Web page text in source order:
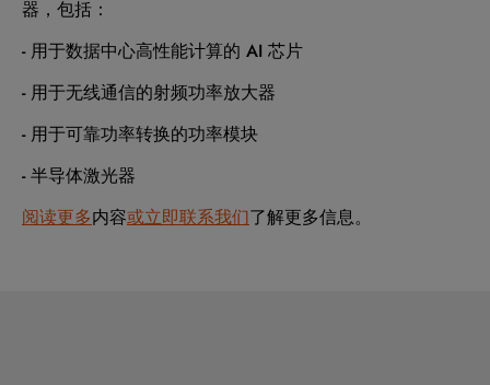
器，包括：
- 用于数据中心高性能计算的 AI 芯片
- 用于无线通信的射频功率放大器
- 用于可靠功率转换的功率模块
- 半导体激光器
阅读更多内容或立即联系我们了解更多信息。